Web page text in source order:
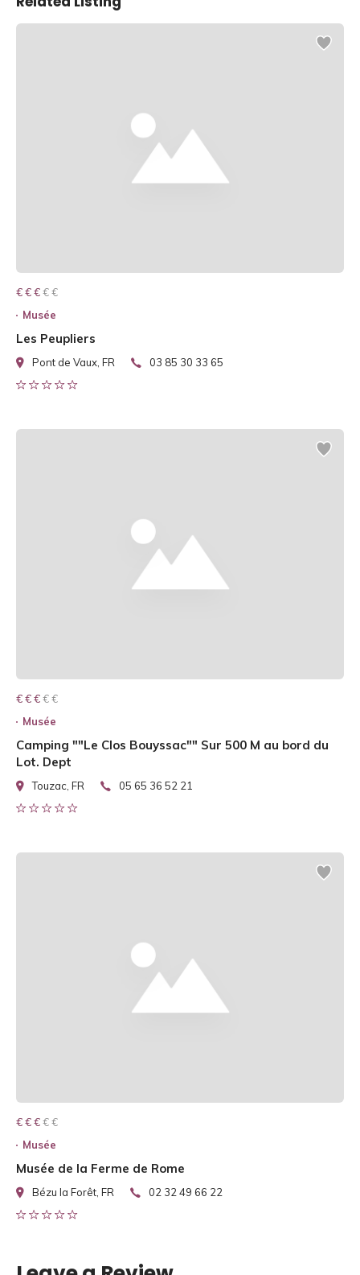
€ € € € €
€ € €
Musée
Les Peupliers
Pont de Vaux, FR 03 85 30 33 65
€ € € € €
€ € €
Musée
Camping ""Le Clos Bouyssac"" Sur 500 M au bord du
Lot. Dept
Touzac, FR 05 65 36 52 21
€ € € € €
€ € €
Musée
Musée de la Ferme de Rome
Bézu la Forêt, FR 02 32 49 66 22